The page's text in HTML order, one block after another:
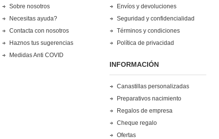
Sobre nosotros
Necesitas ayuda?
Contacta con nosotros
Haznos tus sugerencias
Medidas Anti COVID
Envíos y devoluciones
Seguridad y confidencialidad
Términos y condiciones
Política de privacidad
INFORMACIÓN
Canastillas personalizadas
Preparativos nacimiento
Regalos de empresa
Cheque regalo
Ofertas